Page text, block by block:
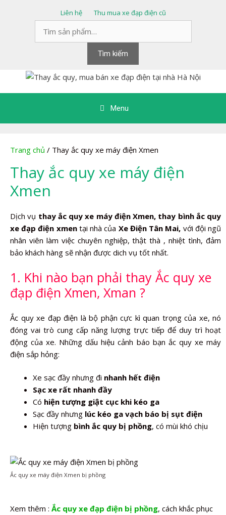
Liên hệ
Thu mua xe đạp điện cũ
kiếm:
Tìm kiếm
Menu
Trang chủ / Thay ắc quy xe máy điện Xmen
Thay ắc quy xe máy điện
Xmen
Dịch vụ thay ắc quy xe máy điện Xmen, thay bình ắc quy
xe đạp điện xmentại nhà của Xe Điện Tân Mai, với đội ngũ
nhân viên làm việc chuyên nghiệp, thật thà , nhiệt tình, đảm
bảo khách hàng sẽ nhận được dich vụ tốt nhất.
1. Khi nào bạn phải thay Ắc quy xe
đạp điện Xmen, Xman ?
Ắc quy xe đạp điện là bộ phận cực kì quan trọng của xe, nó
đóng vai trò cung cấp năng lượng trực tiếp để duy trì hoạt
động của xe. Những dấu hiệu cảnh báo bạn ắc quy xe máy
điện sắp hỏng:
Xe sạc đầy nhưng đi nhanh hết điện
Sạc xe rất nhanh đầy
Có hiện tượng giật cục khi kéo ga
Sạc đầy nhưng lúc kéo ga vạch báo bị sụt điện
Hiện tượng bình ắc quy bị phồng, có mùi khó chịu
Ắc quy xe máy điện Xmen bị phồng
Xem thêm : Ắc quy xe đạp điện bị phồng, cách khắc phục